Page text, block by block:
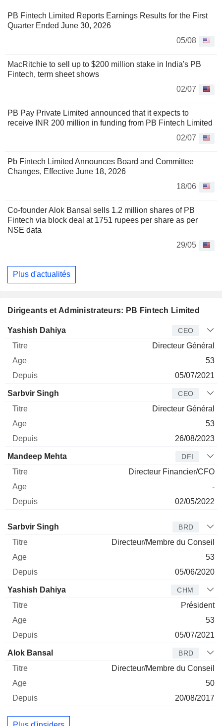
PB Fintech Limited Reports Earnings Results for the First
Quarter Ended June 30, 2026
05/08
MacRitchie to sell up to $200 million stake in India's PB
Fintech, term sheet shows
02/07
PB Pay Private Limited announced that it expects to
receive INR 200 million in funding from PB Fintech Limited
02/07
Pb Fintech Limited Announces Board and Committee
Changes, Effective June 18, 2026
18/06
Co-founder Alok Bansal sells 1.2 million shares of PB
Fintech via block deal at 1751 rupees per share as per
NSE data
29/05
Plus d'actualités
Dirigeants et Administrateurs: PB Fintech Limited
Dirigeant Titre Age
Yashish Dahiya CEO
Directeur Général
53
05/07/2021
Sarbvir Singh CEO
Directeur Général
53
26/08/2023
Mandeep Mehta DFI
Directeur Financier/CFO
-
02/05/2022
Administrateur
Sarbvir Singh BRD
Directeur/Membre du Conseil
53
05/06/2020
Yashish Dahiya CHM
Président
53
05/07/2021
Alok Bansal BRD
Directeur/Membre du Conseil
50
20/08/2017